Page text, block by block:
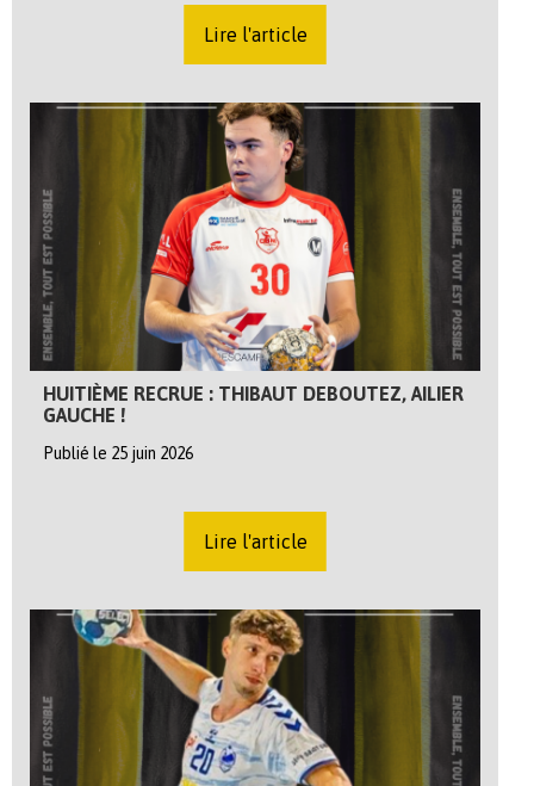
Lire l'article
HUITIÈME RECRUE : THIBAUT DEBOUTEZ, AILIER
GAUCHE !
Publié le 25 juin 2026
Lire l'article